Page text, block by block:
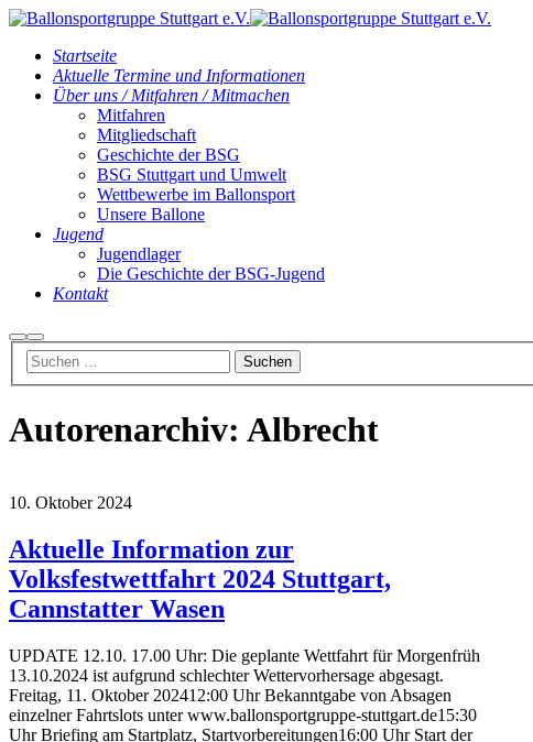
Startseite
Aktuelle Termine und Informationen
Über uns / Mitfahren / Mitmachen
Mitfahren
Mitgliedschaft
Geschichte der BSG
BSG Stuttgart und Umwelt
Wettbewerbe im Ballonsport
Unsere Ballone
Jugend
Jugendlager
Die Geschichte der BSG-Jugend
Kontakt
Suchen
Hauptmenü
Autorenarchiv: Albrecht
10. Oktober 2024
Aktuelle Information zur
Volksfestwettfahrt 2024 Stuttgart,
Cannstatter Wasen
UPDATE 12.10. 17.00 Uhr: Die geplante Wettfahrt für Morgenfrüh
13.10.2024 ist aufgrund schlechter Wettervorhersage abgesagt.
Freitag, 11. Oktober 202412:00 Uhr Bekanntgabe von Absagen
einzelner Fahrtslots unter www.ballonsportgruppe-stuttgart.de15:30
Uhr Briefing am Startplatz, Startvorbereitungen16:00 Uhr Start der